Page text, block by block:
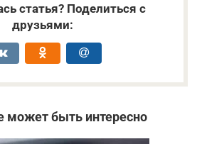
статья? Поделиться с
друзьями:
может быть интересно